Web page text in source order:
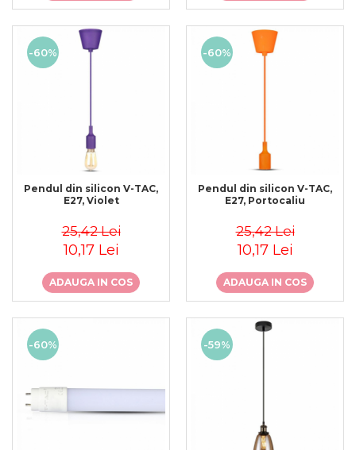
-60%
Pendul din silicon V-TAC,
E27, Violet
25,42 Lei
10,17 Lei
ADAUGA IN COS
-60%
Pendul din silicon V-TAC,
E27, Portocaliu
25,42 Lei
10,17 Lei
ADAUGA IN COS
-60% -59%